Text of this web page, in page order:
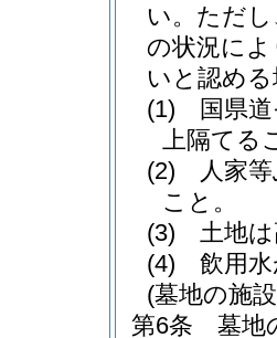
い。 ただ
の状況に
いと認め
(1)
国県
上隔てる
(2)
人家
こと。
(3)
土地
(4)
飲用
(墓地の施
第6条
墓地